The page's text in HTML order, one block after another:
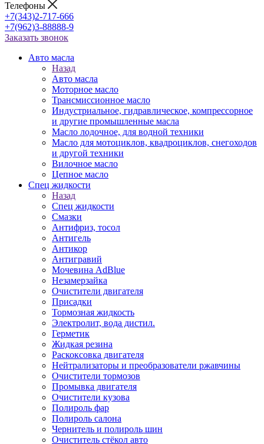
Телефоны
+7(343)2-717-666
+7(962)3-88888-9
Заказать звонок
Авто масла
Назад
Авто масла
Моторное масло
Трансмиссионное масло
Индустриальное, гидравлическое, компрессорное
и другие промышленные масла
Масло лодочное, для водной техники
Масло для мотоциклов, квадроциклов, снегоходов
и другой техники
Вилочное масло
Цепное масло
Спец жидкости
Назад
Спец жидкости
Смазки
Антифриз, тосол
Антигель
Антикор
Антигравий
Мочевина AdBlue
Незамерзайка
Очистители двигателя
Присадки
Тормозная жидкость
Электролит, вода дистил.
Герметик
Жидкая резина
Раскоксовка двигателя
Нейтрализаторы и преобразователи ржавчины
Очистители тормозов
Промывка двигателя
Очистители кузова
Полироль фар
Полироль салона
Чернитель и полироль шин
Очиститель стёкол авто